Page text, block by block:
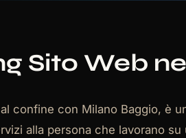
Sito Web
confine con Milano Baggio, è
alla persona che lavorano